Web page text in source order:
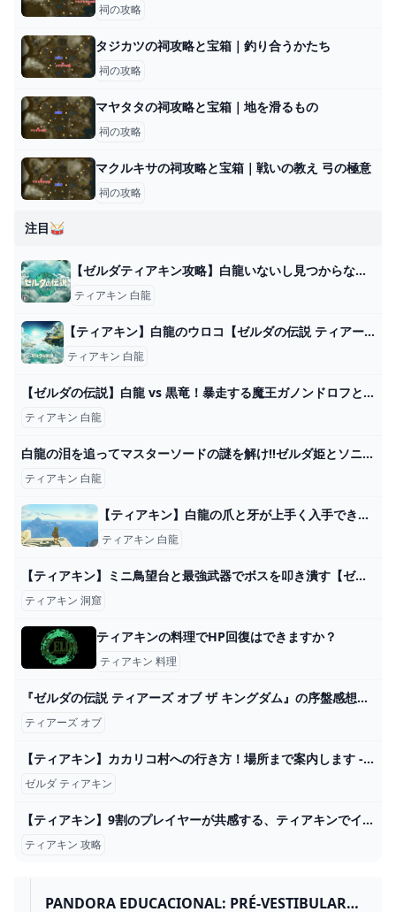
祠の攻略
タジカツの祠攻略と宝箱｜釣り合うかたち
祠の攻略
マヤタタの祠攻略と宝箱｜地を滑るもの
祠の攻略
マクルキサの祠攻略と宝箱｜戦いの教え 弓の極意
祠の攻略
注目🥁
【ゼルダティアキン攻略】白龍いないし見つからない。一周と復活の周期。 – ゲーム攻略のかけら
ティアキン 白龍
【ティアキン】白龍のウロコ【ゼルダの伝説 ティアーズオブザキングダム】 hyperWiki
ティアキン 白龍
【ゼルダの伝説】白龍 vs 黒竜！暴走する魔王ガノンドロフとの戦いの結末は如何に...【ティアーズ オブ ザ キングダム】＃７８（最終回） - YouTube
ティアキン 白龍
白龍の泪を追ってマスターソードの謎を解け!!ゼルダ姫とソニアの作戦とは!?ティアキン最速実況Part86【ゼルダの伝説 ティアーズ オブ ザ キングダム】 - YouTube
ティアキン 白龍
【ティアキン】白龍の爪と牙が上手く入手できない!←ここを狙うと取りやすいぞ!【ティアーズオブザキングダム】 ゼルダの伝説ティアーズオブザキングダム(ティアキン)攻略まとめ-コログ速報
ティアキン 白龍
【ティアキン】ミニ鳥望台と最強武器でボスを叩き潰す【ゼルダの伝説 ティアーズ オブ ザ キングダム】 - YouTube
ティアキン 洞窟
ティアキンの料理でHP回復はできますか？
ティアキン 料理
『ゼルダの伝説 ティアーズ オブ ザ キングダム』の序盤感想！ やはりレビュー通りの傑作？ - YouTube
ティアーズ オブ
【ティアキン】カカリコ村への行き方！場所まで案内します - YouTube
ゼルダ ティアキン
【ティアキン】9割のプレイヤーが共感する、ティアキンでイライラしたこと15選【ゼルダの伝説ティアーズオブザキングダム/ティアキン】【ゆっくり解説】 - YouTube
ティアキン 攻略
PANDORA EDUCACIONAL: PRÉ-VESTIBULAR